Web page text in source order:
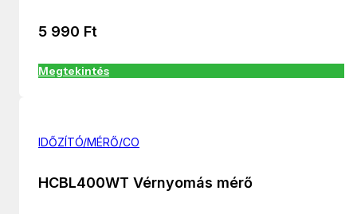
5 990 Ft
Megtekintés
IDŐZÍTÓ/MÉRŐ/CO
HCBL400WT Vérnyomás mérő